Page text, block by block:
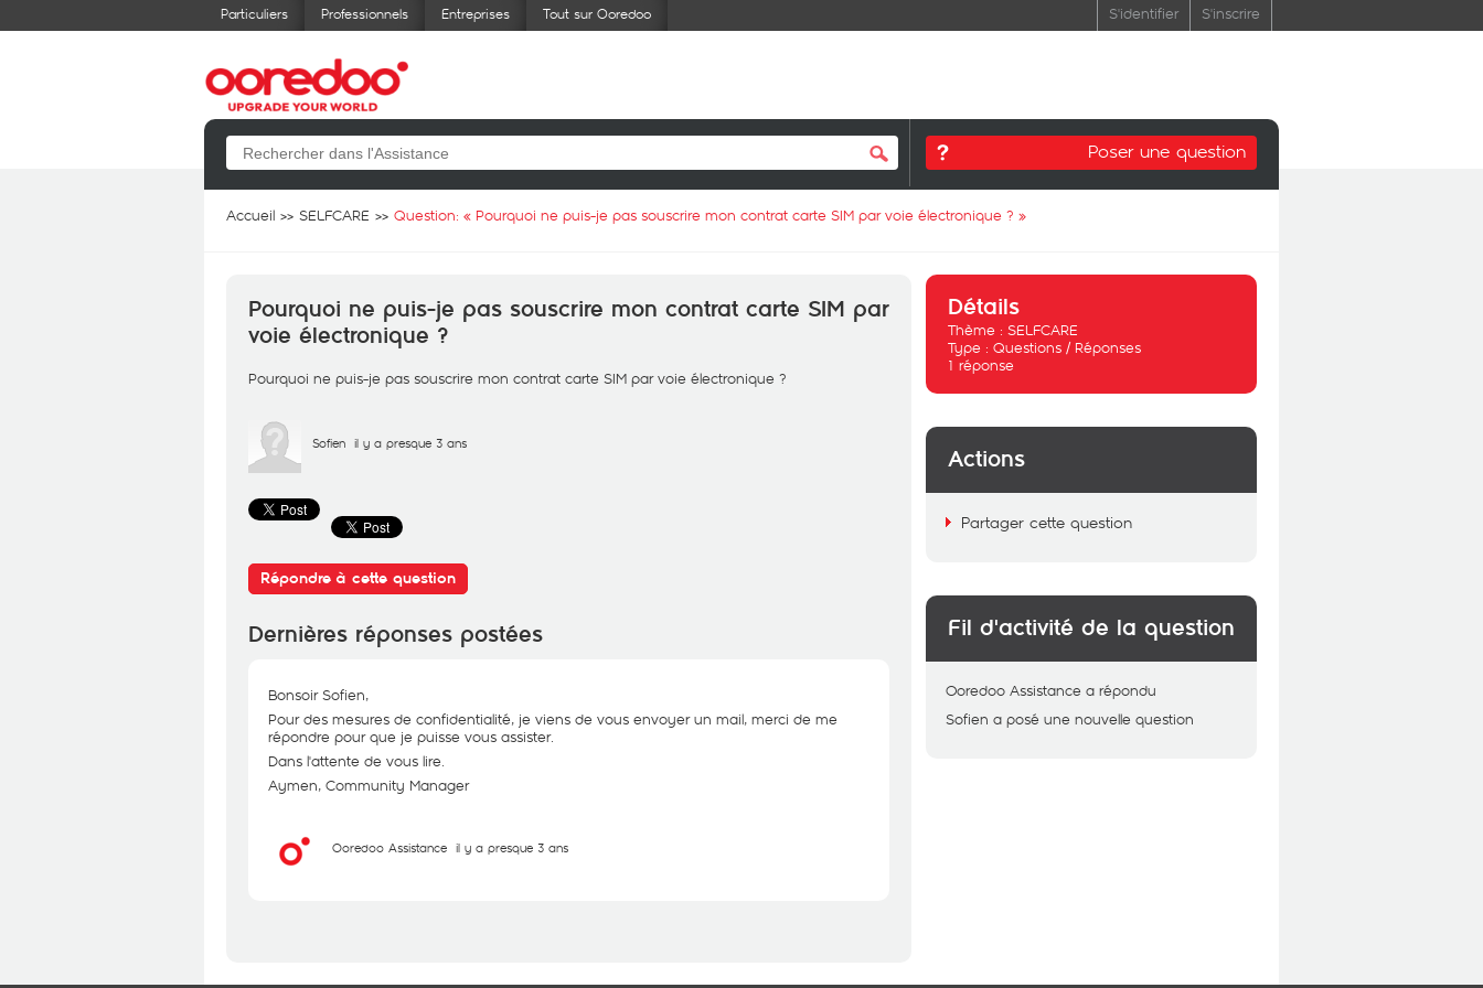
Particuliers Professionnels Entreprises Tout sur Ooredoo S'identifier S'inscrire
Poser une question
Accueil SELFCARE Question: « Pourquoi ne puis-je pas souscrire mon contrat carte SIM par voie électronique ? »
Pourquoi ne puis-je pas souscrire mon contrat carte SIM par
voie électronique ?
Pourquoi ne puis-je pas souscrire mon contrat carte SIM par voie électronique ?
Sofien il y a presque 3 ans
Répondre à cette question
Dernières réponses postées
Bonsoir Sofien,
Pour des mesures de confidentialité, je viens de vous envoyer un mail, merci de me
répondre pour que je puisse vous assister.
Dans l'attente de vous lire.
Aymen, Community Manager
Ooredoo Assistance il y a presque 3 ans
Détails
Thème : SELFCARE
Type : Questions / Réponses
1 réponse
Actions
Partager cette question
Fil d'activité de la question
Ooredoo Assistance a répondu
Sofien a posé une nouvelle question